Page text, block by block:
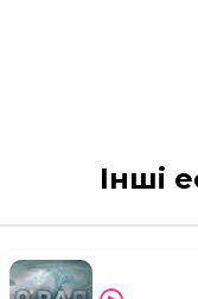
Інші